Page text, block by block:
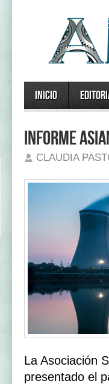
Inicio
Informe
CLAUDIA
La Asociación
presentado el